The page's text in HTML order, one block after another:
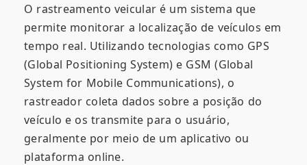
O rastreamento veicular é um sistema que
permite monitorar a localização de veículos em
tempo real. Utilizando tecnologias como GPS
(Global Positioning System) e GSM (Global
System for Mobile Communications), o
rastreador coleta dados sobre a posição do
veículo e os transmite para o usuário,
geralmente por meio de um aplicativo ou
plataforma online.